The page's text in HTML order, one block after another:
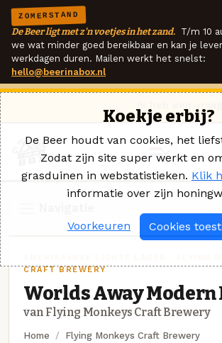
ZOMERSTAND
De Beer ligt met z'n voetjes in het zand. T/m 10
we wat minder goed bereikbaar en kan je
werkdagen duren. Mailen werkt het snelst:
hello@beerinabox.nl
CRAFT BREWERY
Worlds Away Modern
van Flying Monkeys Craft Brewery
Home
Flying Monkeys Craft Brewery
Koekje erbij?
De Beer houdt van cookies, het
Zodat zijn site super werkt en
grasduinen in webstatistieken. Klik
informatie over zijn
Voorkeuren Cookies